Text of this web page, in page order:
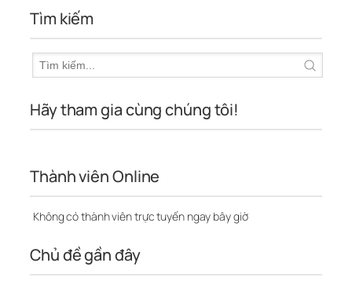
Tìm kiếm
Hãy tham gia cùng chúng tôi!
Thành viên Online
Không có thành viên trực tuyến ngay bây giờ
Chủ đề gần đây